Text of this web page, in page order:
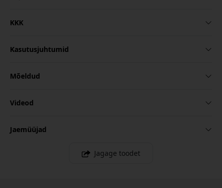
KKK
Kasutusjuhtumid
Mõeldud
Videod
Jaemüüjad
Jagage toodet